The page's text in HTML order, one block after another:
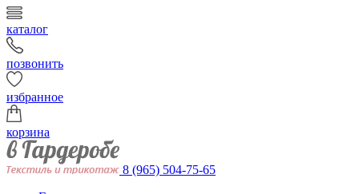
каталог
позвонить
избранное
корзина
8 (965) 504-75-65